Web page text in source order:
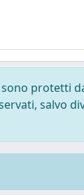
protetti
salvo